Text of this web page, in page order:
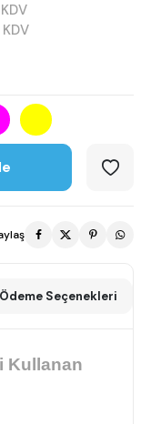
Ödeme Seçenekleri
Kullanan